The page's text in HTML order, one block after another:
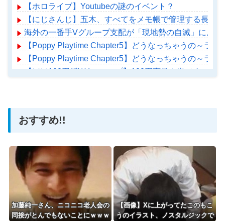
【ホロライブ】Youtubeの謎のイベント？
【にじさんじ】五木、すべてをメモ帳で管理する長
海外の一番手Vグループ支配が「現地勢の自滅」によ
【Poppy Playtime Chapter5】どうなっちゃうの～ラ
【Poppy Playtime Chapter5】どうなっちゃうの～ラ
【ほぼ100円(税抜)ショップ】100円商品を当てろ！隠
おすすめ!!
加藤純一さん、ニコニコ老人会の
同接がとんでもないことにｗｗｗ
【画像】Xに上がってたこのもこ
うのイラスト、ノスタルジックで